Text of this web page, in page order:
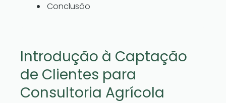
Conclusão
Introdução à Captação
de Clientes para
Consultoria Agrícola